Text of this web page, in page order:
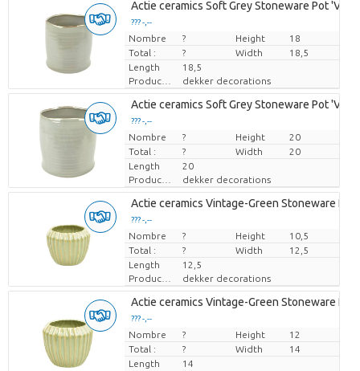
Actie ceramics Soft Grey Stoneware Pot
??? -,--
Prix par pièce
Nombre ? Height
18
Total :
? Width
18,5
Length
18,5
Producteur
dekker decorations
Actie ceramics Soft Grey Stoneware Pot
??? -,--
Prix par pièce
Nombre ? Height
20
Total :
? Width
20
Length
20
Producteur
dekker decorations
Actie ceramics Vintage-Green Stoneware Pot
??? -,--
Prix par pièce
Nombre ? Height
10,5
Total :
? Width
12,5
Length
12,5
Producteur
dekker decorations
Actie ceramics Vintage-Green Stoneware Pot
??? -,--
Prix par pièce
Nombre ? Height
12
Total :
? Width
14
Length
14